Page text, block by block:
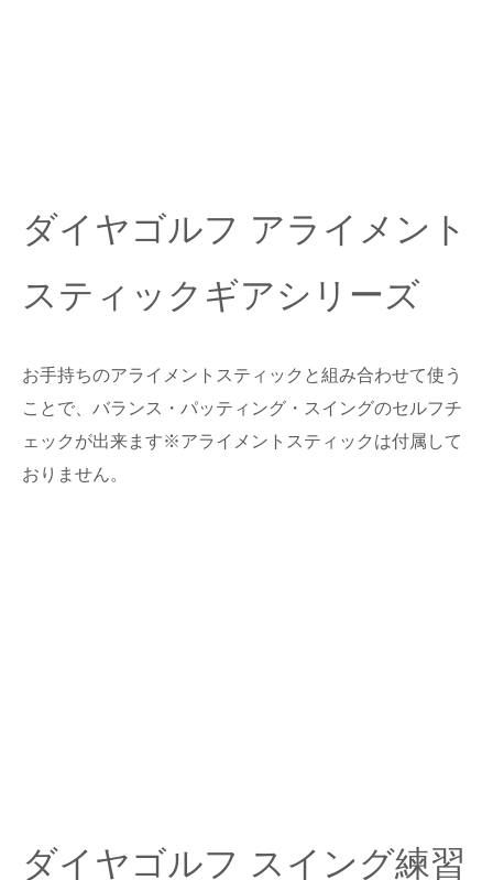
ダイヤゴルフ アライメント
スティックギアシリーズ
お手持ちのアライメントスティックと組み合わせて使う
ことで、バランス・パッティング・スイングのセルフチ
ェックが出来ます※アライメントスティックは付属して
おりません。
ダイヤゴルフ スイング練習